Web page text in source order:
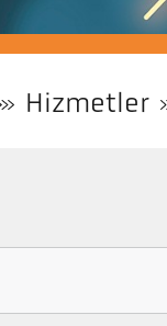
Hizmetler